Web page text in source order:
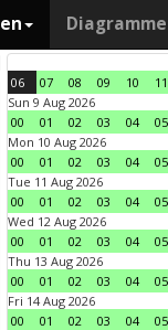
Diagramme
06 07 08 09 10 11
Sun 9 Aug 2026
00
01 02 03 04 05
Mon 10 Aug 2026
00
01 02 03 04 05
Tue 11 Aug 2026
00
01 02 03 04 05
Wed 12 Aug 2026
00
01 02 03 04 05
Thu 13 Aug 2026
00
01 02 03 04 05
Fri 14 Aug 2026
00
01 02 03 04 05